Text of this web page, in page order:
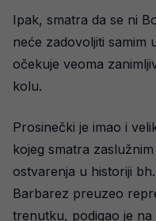
Ipak, smatra da se ni
neće zadovoljiti samim
očekuje veoma
kolu.
Prosinečki je imao i
kojeg smatra
ostvarenja u historiji
Barbarez preuzeo
trenutku, podigao je